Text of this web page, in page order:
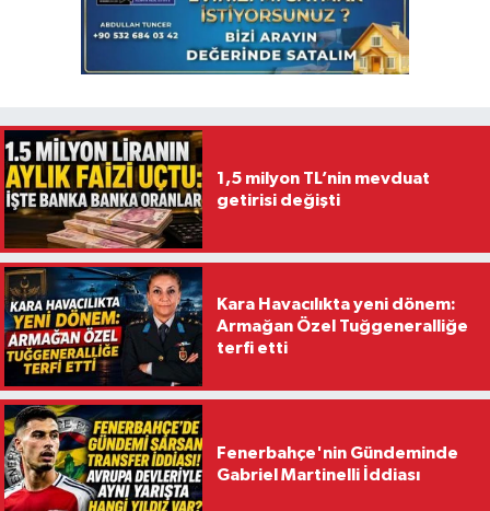
1,5 milyon TL’nin mevduat
getirisi değişti
Kara Havacılıkta yeni dönem:
Armağan Özel Tuğgeneralliğe
terfi etti
Fenerbahçe'nin Gündeminde
Gabriel Martinelli İddiası